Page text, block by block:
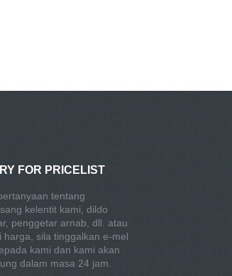
FOR PRICELIST
tentang
kelentit kami, dildo
penggetar arnab, dll. atau
harga, sila tinggalkan e-mel
kami dan kami akan
dalam masa 24 jam.